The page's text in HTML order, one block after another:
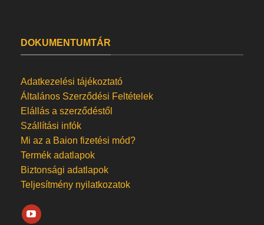
DOKUMENTUMTÁR
Adatkezelési tájékoztató
Általános Szerződési Feltételek
Elállás a szerződéstől
Szállítási infók
Mi az a Baion fizetési mód?
Termék adatlapok
Biztonsági adatlapok
Teljesítmény nyilatkozatok